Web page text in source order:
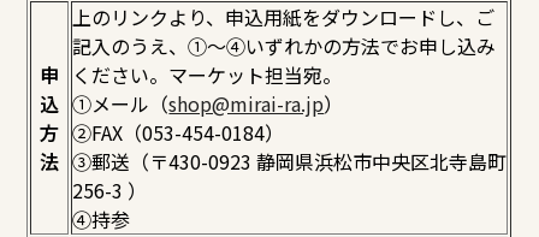
申
込
方
法
上のリンクより、申込用紙をダウンロードし、ご
記入のうえ、①～④いずれかの方法でお申し込み
ください。マーケット担当宛。
①メール（shop@mirai-ra.jp）
②FAX（053-454-0184）
③郵送（〒430-0923 静岡県浜松市中央区北寺島町
256-3 ）
④持参